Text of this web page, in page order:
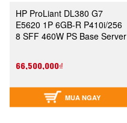
HP ProLiant DL380 G7
E5620 1P 6GB-R P410i/256
8 SFF 460W PS Base Server
66,500,000₫
MUA NGAY